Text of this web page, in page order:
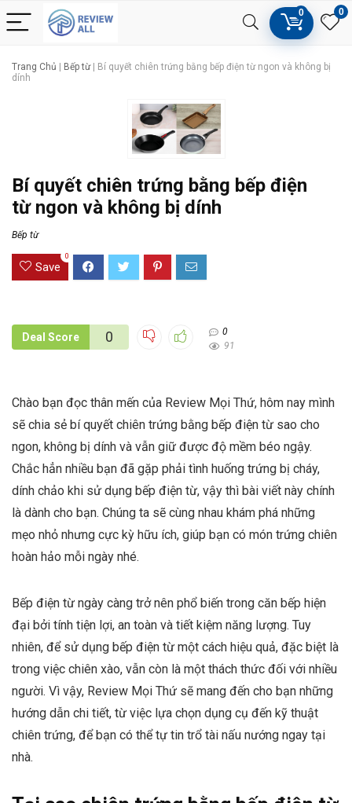
0 0
Trang Chủ Bếp từ|
Bí quyết chiên trứng bằng bếp điện từ ngon và không bị
dính
Bí quyết chiên trứng bằng bếp điện
từ ngon và không bị dính
Bếp từ
Save
0
Deal Score 0
0
91
Chào bạn đọc thân mến của Review Mọi Thứ, hôm nay mình
sẽ chia sẻ bí quyết chiên trứng bằng bếp điện từ sao cho
ngon, không bị dính và vẫn giữ được độ mềm béo ngậy.
Chắc hẳn nhiều bạn đã gặp phải tình huống trứng bị cháy,
dính chảo khi sử dụng bếp điện từ, vậy thì bài viết này chính
là dành cho bạn. Chúng ta sẽ cùng nhau khám phá những
mẹo nhỏ nhưng cực kỳ hữu ích, giúp bạn có món trứng chiên
hoàn hảo mỗi ngày nhé.
Bếp điện từ ngày càng trở nên phổ biến trong căn bếp hiện
đại bởi tính tiện lợi, an toàn và tiết kiệm năng lượng. Tuy
nhiên, để sử dụng bếp điện từ một cách hiệu quả, đặc biệt là
trong việc chiên xào, vẫn còn là một thách thức đối với nhiều
người. Vì vậy, Review Mọi Thứ sẽ mang đến cho bạn những
hướng dẫn chi tiết, từ việc lựa chọn dụng cụ đến kỹ thuật
chiên trứng, để bạn có thể tự tin trổ tài nấu nướng ngay tại
nhà.